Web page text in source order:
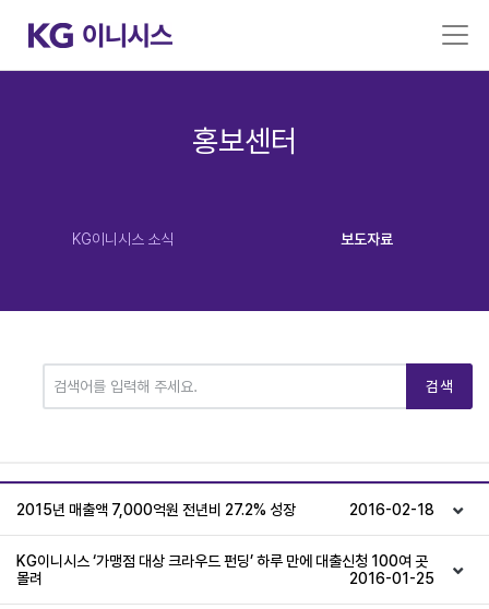
홍보센터
KG이니시스 소식 보도자료
검색
2015년 매출액 7,000억원 전년비 27.2% 성장 2016-02-18
KG이니시스 ‘가맹점 대상 크라우드 펀딩’ 하루 만에 대출신청 100여 곳
몰려
2016-01-25